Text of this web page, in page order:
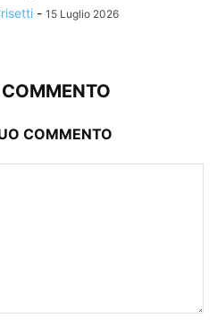
- 15 Luglio 2026
COMMENTO